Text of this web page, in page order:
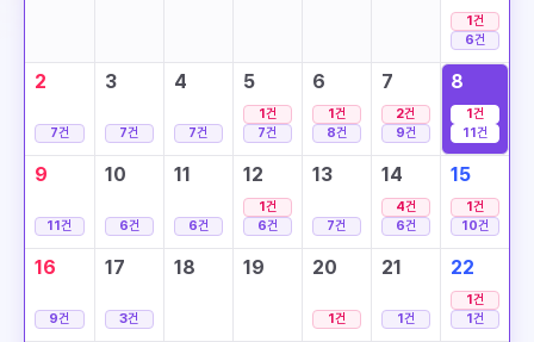
1건
6건
2
7건
3
7건
4
7건
5
1건
7건
6
1건
8건
7
2건
9건
8
1건
11건
9
11건
10
6건
11
6건
12
1건
6건
13
7건
14
4건
6건
15
1건
10건
16
9건
17
3건
18 19 20
1건
21
1건
22
1건
1건